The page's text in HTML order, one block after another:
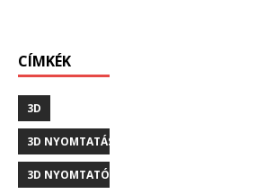
CÍMKÉK
3D
3D NYOMTATÁS
3D NYOMTATÓ